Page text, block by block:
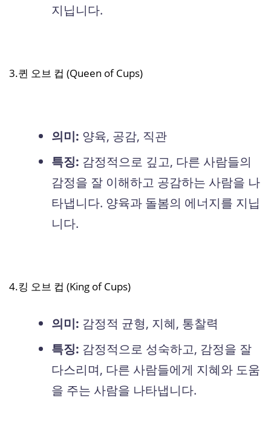
지닙니다.
3.퀸 오브 컵 (Queen of Cups)
의미: 양육, 공감, 직관
특징: 감정적으로 깊고, 다른 사람들의
감정을 잘 이해하고 공감하는 사람을 나
타냅니다. 양육과 돌봄의 에너지를 지닙
니다.
4.킹 오브 컵 (King of Cups)
의미: 감정적 균형, 지혜, 통찰력
특징: 감정적으로 성숙하고, 감정을 잘
다스리며, 다른 사람들에게 지혜와 도움
을 주는 사람을 나타냅니다.